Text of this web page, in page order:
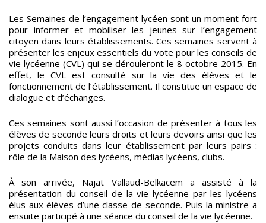
Les Semaines de l’engagement lycéen sont un moment fort
pour informer et mobiliser les jeunes sur l’engagement
citoyen dans leurs établissements. Ces semaines servent à
présenter les enjeux essentiels du vote pour les conseils de
vie lycéenne (CVL) qui se dérouleront le 8 octobre 2015. En
effet, le CVL est consulté sur la vie des élèves et le
fonctionnement de l’établissement. Il constitue un espace de
dialogue et d’échanges.
Ces semaines sont aussi l’occasion de présenter à tous les
élèves de seconde leurs droits et leurs devoirs ainsi que les
projets conduits dans leur établissement par leurs pairs :
rôle de la Maison des lycéens, médias lycéens, clubs.
À son arrivée, Najat Vallaud-Belkacem a assisté à la
présentation du conseil de la vie lycéenne par les lycéens
élus aux élèves d’une classe de seconde. Puis la ministre a
ensuite participé à une séance du conseil de la vie lycéenne.